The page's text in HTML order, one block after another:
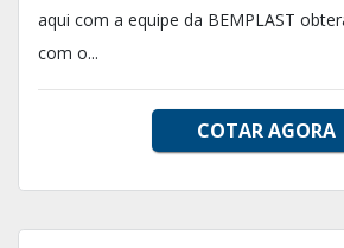
aqui com a equipe da BEMPLAST
com o...
COTAR AGORA